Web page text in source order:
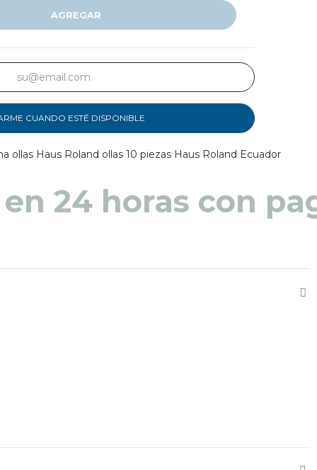
AGREGAR
CUANDO ESTÉ DISPONIBLE
ollas Haus Roland ollas 10 piezas Haus Roland Ecuador
48 a 72 horas